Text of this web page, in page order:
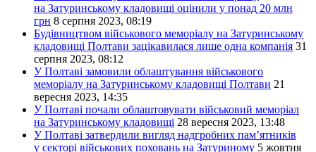
на Затуринському кладовищі оцінили у понад 20 млн
грн 8 серпня 2023, 08:19
Будівництвом військового меморіалу на Затуринському
кладовищі Полтави зацікавилася лише одна компанія 31
серпня 2023, 08:12
У Полтаві замовили облаштування військового
меморіалу на Затуринському кладовищі Полтави 21
вересня 2023, 14:35
У Полтаві почали облаштовувати військовий меморіал
на Затуринському кладовищі 28 вересня 2023, 13:48
У Полтаві затвердили вигляд надгробних пам’ятників
у секторі військових поховань на Затуриному 5 жовтня